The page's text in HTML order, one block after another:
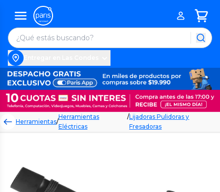
Herramientas/
Herramientas
Eléctricas
/Lijadoras Pulidoras y
Fresadoras